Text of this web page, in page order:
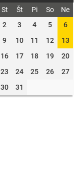
St Št Pi So
Ne
2 3 4 5
6
9 10 11 12
13
16 17 18 19
20
23 24 25 26
27
30 31